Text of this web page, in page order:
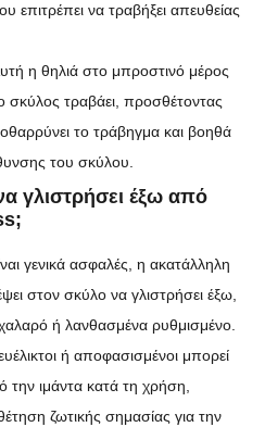
επιτρέπει να τραβήξει απευθείας
η θηλιά στο μπροστινό μέρος
σκύλος τραβάει, προσθέτοντας
το τράβηγμα και βοηθά
του σκύλου.
γλιστρήσει έξω από
γενικά ασφαλές, η ακατάλληλη
στον σκύλο να γλιστρήσει έξω,
χαλαρό ή λανθασμένα ρυθμισμένο.
ή αποφασισμένοι μπορεί
την ιμάντα κατά τη χρήση,
ζωτικής σημασίας για την